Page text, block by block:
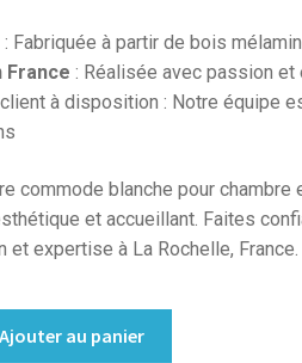
: Fabriquée à partir de bois
France : Réalisée avec passion
à disposition : Notre équipe
commode blanche pour
et accueillant. Faites
et expertise à La Rochelle, France.
Ajouter au panier